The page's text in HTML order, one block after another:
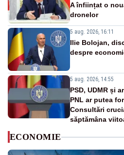
A înființat o
dronelor
5 aug. 2026, 16:11
Ilie Bolojan,
despre
5 aug. 2026, 14:55
PSD, UDMR și
PNL ar putea
Consultări
săptămâna
ECONOMIE